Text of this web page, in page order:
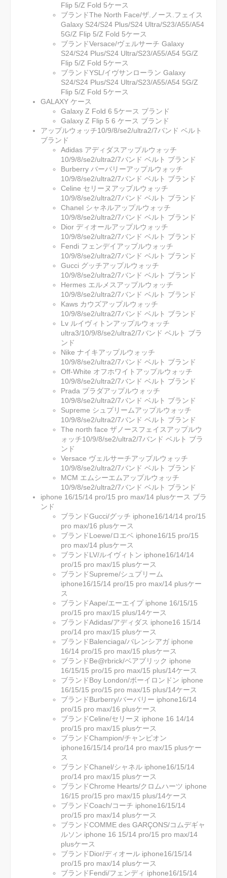
Flip 5/Z Fold 5ケース
ブランドThe North Face/ザ.ノース.フェイス
Galaxy S24/S24 Plus/S24 Ultra/S23/A55/A54
5G/Z Flip 5/Z Fold 5ケース
ブランドVersace/ヴェルサーチ Galaxy
S24/S24 Plus/S24 Ultra/S23/A55/A54 5G/Z
Flip 5/Z Fold 5ケース
ブランドYSL/イヴサンローラン Galaxy
S24/S24 Plus/S24 Ultra/S23/A55/A54 5G/Z
Flip 5/Z Fold 5ケース
GALAXY ケース
Galaxy Z Fold 6 5ケース ブランド
Galaxy Z Flip 5 6 ケース ブランド
アップルウォッチ10/9/8/se2/ultra2/7バンド ベルト
ブランド
Adidas アディダスアップルウォッチ
10/9/8/se2/ultra2/7バンド ベルト ブランド
Burberry バーバリーアップルウォッチ
10/9/8/se2/ultra2/7バンド ベルト ブランド
Celine セリーヌアップルウォッチ
10/9/8/se2/ultra2/7バンド ベルト ブランド
Chanel シャネルアップルウォッチ
10/9/8/se2/ultra2/7バンド ベルト ブランド
Dior ディオールアップルウォッチ
10/9/8/se2/ultra2/7バンド ベルト ブランド
Fendi フェンデイアップルウォッチ
10/9/8/se2/ultra2/7バンド ベルト ブランド
Gucci グッチアップルウォッチ
10/9/8/se2/ultra2/7バンド ベルト ブランド
Hermes エルメスアップルウォッチ
10/9/8/se2/ultra2/7バンド ベルト ブランド
Kaws カウズアップルウォッチ
10/9/8/se2/ultra2/7バンド ベルト ブランド
Lv ルイヴィトンアップルウォッチ
ultra3/10/9/8/se2/ultra2/7バンド ベルト ブラ
ンド
Nike ナイキアップルウォッチ
10/9/8/se2/ultra2/7バンド ベルト ブランド
Off-White オフホワイトアップルウォッチ
10/9/8/se2/ultra2/7バンド ベルト ブランド
Prada プラダアップルウォッチ
10/9/8/se2/ultra2/7バンド ベルト ブランド
Supreme シュプリームアップルウォッチ
10/9/8/se2/ultra2/7バンド ベルト ブランド
The north face ザノースフェイスアップルウ
ォッチ10/9/8/se2/ultra2/7バンド ベルト ブラ
ンド
Versace ヴェルサーチアップルウォッチ
10/9/8/se2/ultra2/7バンド ベルト ブランド
MCM エムシーエムアップルウォッチ
10/9/8/se2/ultra2/7バンド ベルト ブランド
iphone 16/15/14 pro/15 pro max/14 plusケース ブラ
ンド
ブランドGucci/グッチ iphone16/14/14 pro/15
pro max/16 plusケース
ブランドLoewe/ロエベ iphone16/15 pro/15
pro max/14 plusケース
ブランドLV/ルイヴィトン iphone16/14/14
pro/15 pro max/15 plusケース
ブランドSupreme/シュプリーム
iphone16/15/14 pro/15 pro max/14 plusケー
ス
ブランドAape/エーエイプ iphone 16/15/15
pro/15 pro max/15 plus/14ケース
ブランドAdidas/アディダス iphone16 15/14
pro/14 pro max/15 plusケース
ブランドBalenciaga/バレンシアガ iphone
16/14 pro/15 pro max/15 plusケース
ブランドBe@rbrick/ベアブリック iphone
16/15/15 pro/15 pro max/15 plus/14ケース
ブランドBoy London/ボーイロンドン iphone
16/15/15 pro/15 pro max/15 plus/14ケース
ブランドBurberry/バーバリー iphone16/14
pro/15 pro max/16 plusケース
ブランドCeline/セリーヌ iphone 16 14/14
pro/15 pro max/15 plusケース
ブランドChampion/チャンピオン
iphone16/15/14 pro/14 pro max/15 plusケー
ス
ブランドChanel/シャネル iphone16/15/14
pro/14 pro max/15 plusケース
ブランドChrome Hearts/クロムハーツ iphone
16/15 pro/15 pro max/15 plus/14ケース
ブランドCoach/コーチ iphone16/15/14
pro/15 pro max/14 plusケース
ブランドCOMME des GARÇONS/コムデギャ
ルソン iphone 16 15/14 pro/15 pro max/14
plusケース
ブランドDior/ディオール iphone16/15/14
pro/15 pro max/14 plusケース
ブランドFendi/フェンディ iphone16/15/14